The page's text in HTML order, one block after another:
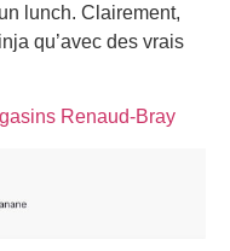
lunch. Clairement,
qu’avec des vrais
Renaud-Bray